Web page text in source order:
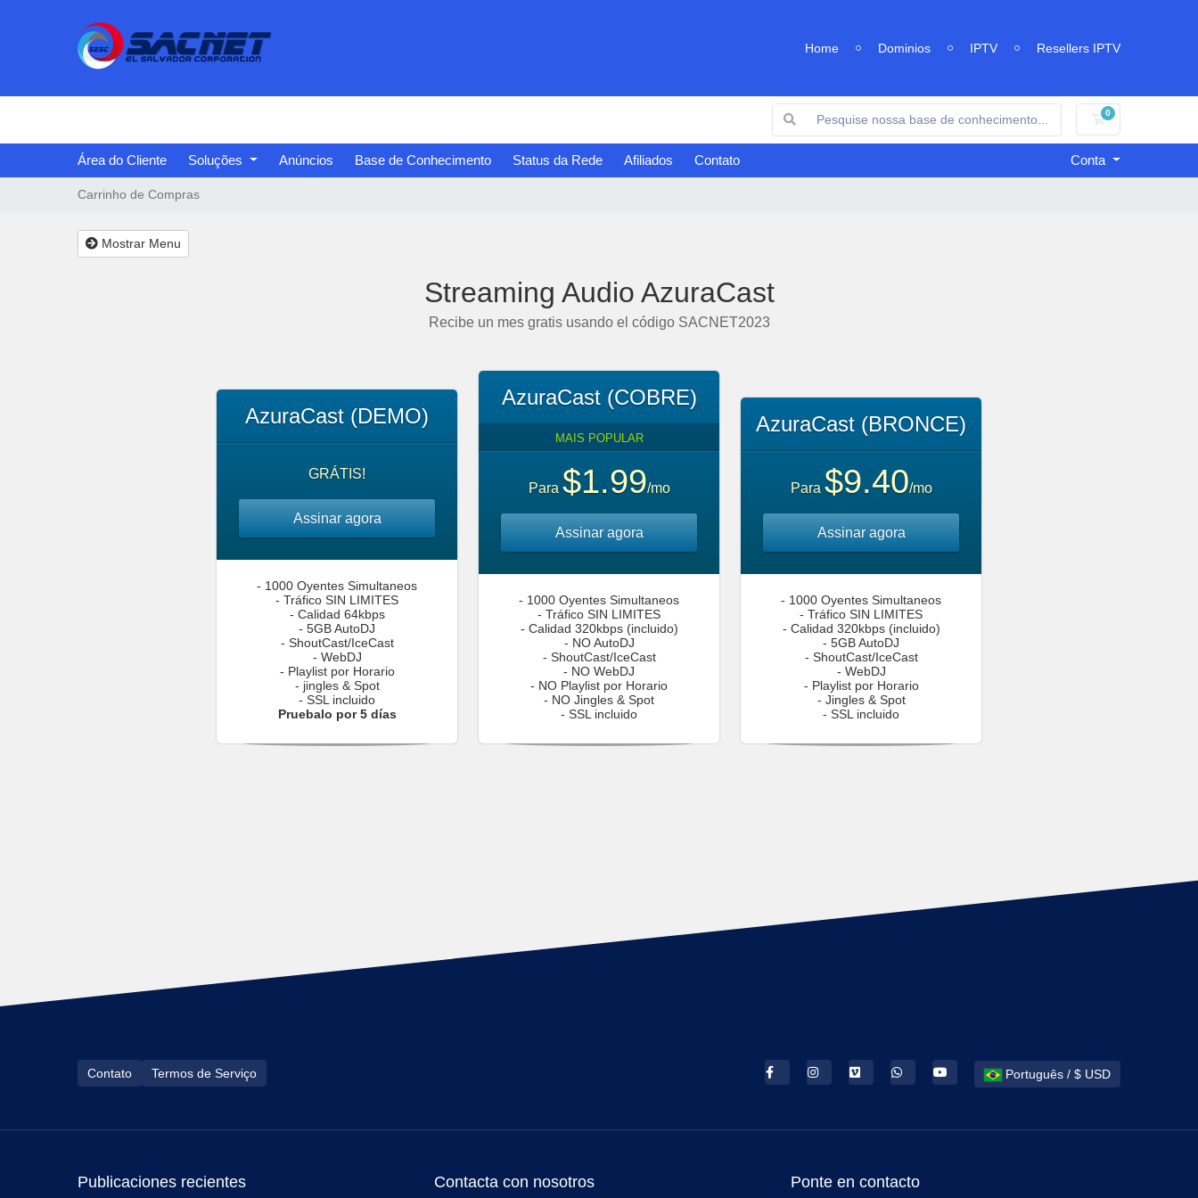
Home Dominios IPTV Resellers IPTV
0
Carrinho de
Área do Cliente Soluções Anúncios Base de Conhecimento Status da Rede Afiliados Contato Conta
Carrinho de Compras
Mostrar Menu
Streaming Audio AzuraCast
Recibe un mes gratis usando el código SACNET2023
AzuraCast (DEMO)
GRÁTIS!
Assinar agora
- 1000 Oyentes Simultaneos
- Tráfico SIN LIMITES
- Calidad 64kbps
- 5GB AutoDJ
- ShoutCast/IceCast
- WebDJ
- Playlist por Horario
- jingles & Spot
- SSL incluido
Pruebalo por 5 días
AzuraCast (COBRE)
MAIS POPULAR
Para $1.99/mo
Assinar agora
- 1000 Oyentes Simultaneos
- Tráfico SIN LIMITES
- Calidad 320kbps (incluido)
- NO AutoDJ
- ShoutCast/IceCast
- NO WebDJ
- NO Playlist por Horario
- NO Jingles & Spot
- SSL incluido
AzuraCast (BRONCE)
Para $9.40/mo
Assinar agora
- 1000 Oyentes Simultaneos
- Tráfico SIN LIMITES
- Calidad 320kbps (incluido)
- 5GB AutoDJ
- ShoutCast/IceCast
- WebDJ
- Playlist por Horario
- Jingles & Spot
- SSL incluido
Português / $ USD
Contato Termos de Serviço
Publicaciones recientes Contacta con nosotros Ponte en contacto